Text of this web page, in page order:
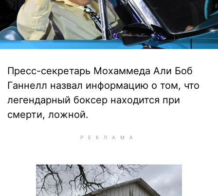
Пресс-секретарь Мохаммеда Али Боб
Ганнелл назвал информацию о том, что
легендарный боксер находится при
смерти, ложной.